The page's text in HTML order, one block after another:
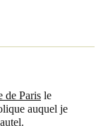
de Paris le
auquel je
.